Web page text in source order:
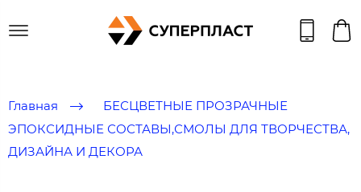
Главная
БЕСЦВЕТНЫЕ ПРОЗРАЧНЫЕ
ЭПОКСИДНЫЕ СОСТАВЫ​​​​,СМОЛЫ ДЛЯ ТВОРЧЕСТВА,
ДИЗАЙНА И ДЕКОРА